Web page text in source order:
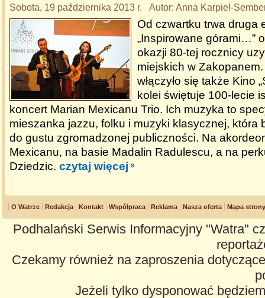
Sobota, 19 października 2013 r. Autor: Anna Karpiel-
Od czwartku trwa druga
„Inspirowane górami…”
okazji 80-tej rocznicy
miejskich w
włączyło się także Kino
kolei świętuje 100-lecie
koncert Marian Mexicanu Trio. Ich muzyka to
mieszanka jazzu, folku i muzyki klasycznej, która
do gustu zgromadzonej publiczności. Na
Mexicanu, na basie Madalin Radulescu, a na
Dziedzic. czytaj więcej
O Watrze Redakcja Kontakt Współpraca Reklama Nasza oferta Mapa strony
Podhalański Serwis Informacyjny "Watra"
Czekamy również na zaproszenia
Jeżeli tylko dysponować